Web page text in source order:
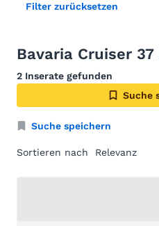
Filter zurücksetzen
Bavaria Cruiser
2 Inserate gefunden
Suche
Suche speichern
Sortieren nach